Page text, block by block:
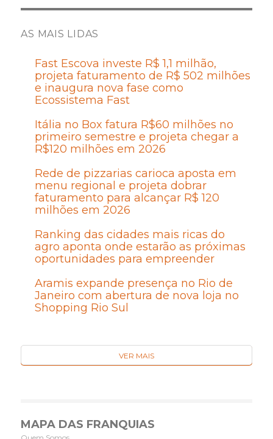
AS MAIS LIDAS
Fast Escova investe R$ 1,1 milhão,
projeta faturamento de R$ 502 milhões
e inaugura nova fase como
Ecossistema Fast
Itália no Box fatura R$60 milhões no
primeiro semestre e projeta chegar a
R$120 milhões em 2026
Rede de pizzarias carioca aposta em
menu regional e projeta dobrar
faturamento para alcançar R$ 120
milhões em 2026
Ranking das cidades mais ricas do
agro aponta onde estarão as próximas
oportunidades para empreender
Aramis expande presença no Rio de
Janeiro com abertura de nova loja no
Shopping Rio Sul
VER MAIS
MAPA DAS FRANQUIAS